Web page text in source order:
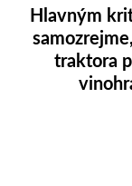
Hlavným
traktora